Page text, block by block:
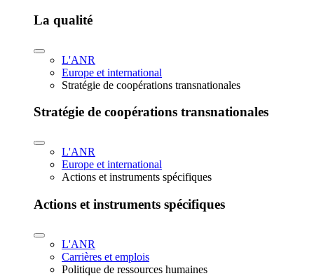
La qualité
L'ANR
Europe et international
Stratégie de coopérations transnationales
Stratégie de coopérations transnationales
L'ANR
Europe et international
Actions et instruments spécifiques
Actions et instruments spécifiques
L'ANR
Carrières et emplois
Politique de ressources humaines